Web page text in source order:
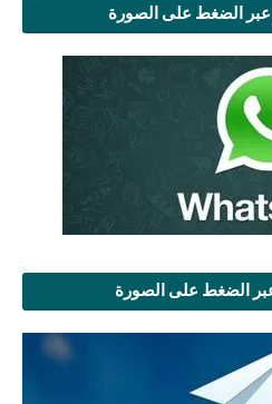
الضغط على الصورة
الضغط على الصورة